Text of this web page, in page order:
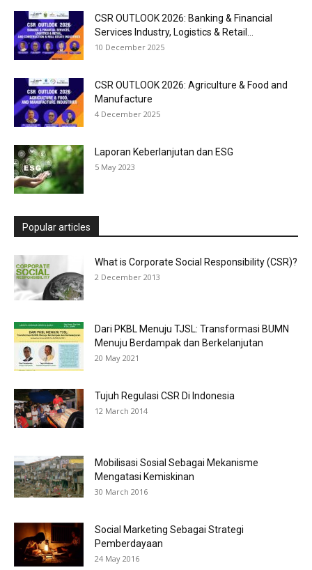
CSR OUTLOOK 2026: Banking & Financial
Services Industry, Logistics & Retail...
10 December 2025
CSR OUTLOOK 2026: Agriculture & Food and
Manufacture
4 December 2025
Laporan Keberlanjutan dan ESG
5 May 2023
Popular articles
What is Corporate Social Responsibility (CSR)?
2 December 2013
Dari PKBL Menuju TJSL: Transformasi BUMN
Menuju Berdampak dan Berkelanjutan
20 May 2021
Tujuh Regulasi CSR Di Indonesia
12 March 2014
Mobilisasi Sosial Sebagai Mekanisme
Mengatasi Kemiskinan
30 March 2016
Social Marketing Sebagai Strategi
Pemberdayaan
24 May 2016